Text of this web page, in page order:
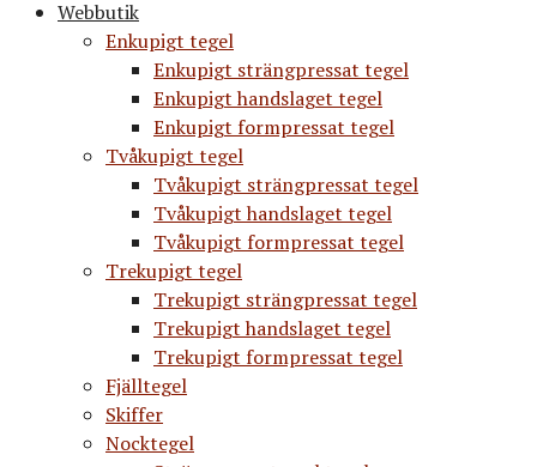
Webbutik
Enkupigt tegel
Enkupigt strängpressat tegel
Enkupigt handslaget tegel
Enkupigt formpressat tegel
Tvåkupigt tegel
Tvåkupigt strängpressat tegel
Tvåkupigt handslaget tegel
Tvåkupigt formpressat tegel
Trekupigt tegel
Trekupigt strängpressat tegel
Trekupigt handslaget tegel
Trekupigt formpressat tegel
Fjälltegel
Skiffer
Nocktegel